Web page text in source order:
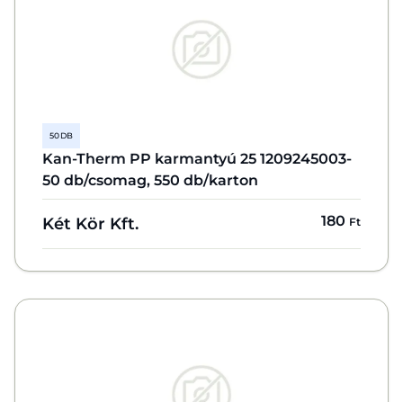
50 DB
Kan-Therm PP karmantyú 25 1209245003-
50 db/csomag, 550 db/karton
Két Kör Kft. 180 Ft